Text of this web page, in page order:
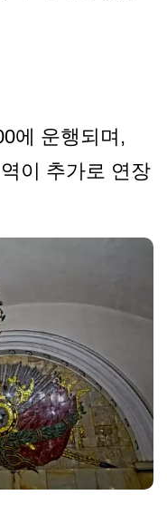
에 운행되며,
이 추가로 연장